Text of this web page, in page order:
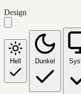
Design
Hell Dunkel